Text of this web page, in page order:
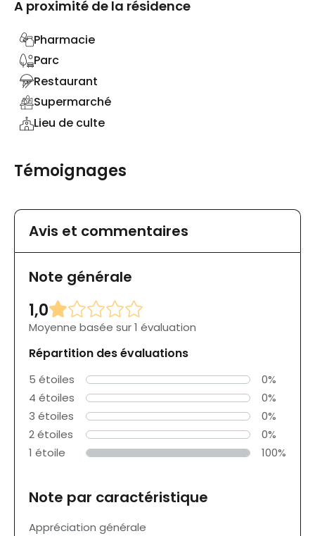
A proximité de la résidence
Pharmacie
Parc
Restaurant
Supermarché
Lieu de culte
Témoignages
Avis et commentaires
Note générale
1,0
Moyenne basée sur 1 évaluation
Répartition des évaluations
5 étoiles
0%
4 étoiles
0%
3 étoiles
0%
2 étoiles
0%
1 étoile
100%
Note par caractéristique
Appréciation générale